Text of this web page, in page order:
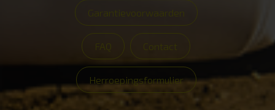
Garantievoorwaarden
FAQ
Herroepingsformulier